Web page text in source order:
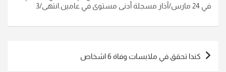
في 24 مارس/آذار مسجلة أدنى مستوى في عامين.انتهى/3
تصفّح
المقالات
كندا تحقق في ملابسات وفاة 6 اشخاص